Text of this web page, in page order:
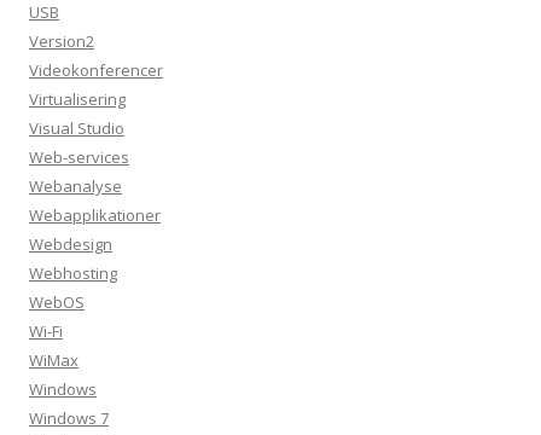
USB
Version2
Videokonferencer
Virtualisering
Visual Studio
Web-services
Webanalyse
Webapplikationer
Webdesign
Webhosting
WebOS
Wi-Fi
WiMax
Windows
Windows 7